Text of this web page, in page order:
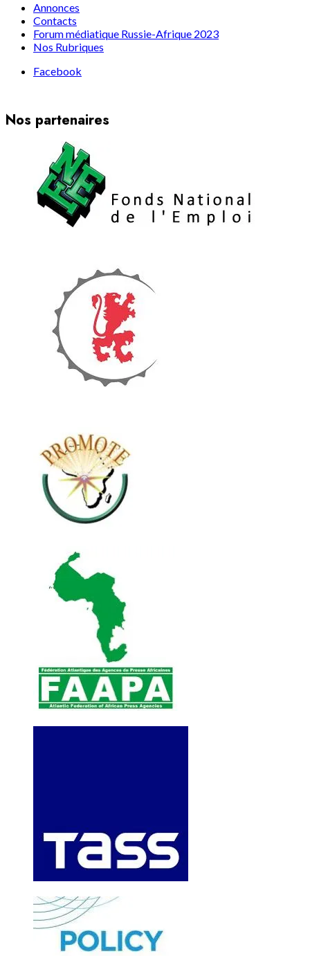
Annonces
Contacts
Forum médiatique Russie-Afrique 2023
Nos Rubriques
Facebook
Nos partenaires